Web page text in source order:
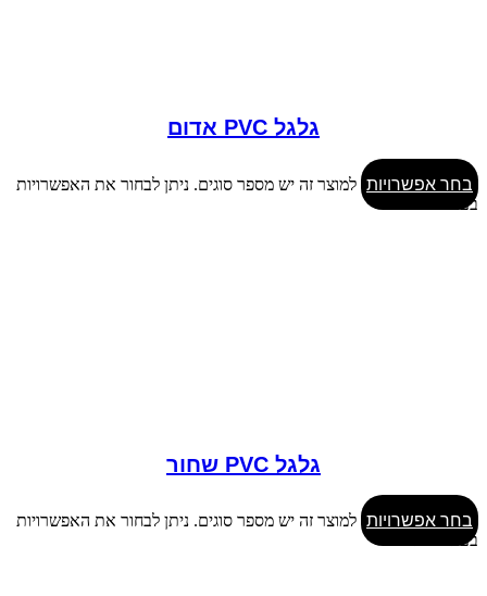
גלגל PVC אדום
בחר אפשרויות למוצר זה יש מספר סוגים. ניתן לבחור את האפשרויות
בעמוד המוצר
גלגל PVC שחור
בחר אפשרויות למוצר זה יש מספר סוגים. ניתן לבחור את האפשרויות
בעמוד המוצר